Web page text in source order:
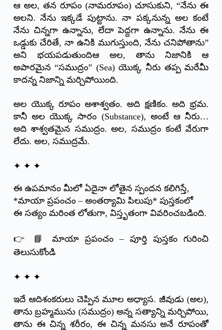
ఆ అల, తన రూపం (నామరూపం) చూసుకుని, “నేను ఈ
అలని. నేను ఇక్కడే పుట్టాను. నా పక్కనున్న అల కంటే
నేను చిన్నగా ఉన్నాను, లేదా పెద్దగా ఉన్నాను. నేను ఈ
ఒడ్డుకు చేరితే, నా ఉనికి ముగుస్తుంది, నేను చనిపోతాను”
అని భయపడుతుందిఆ అల, తాను నిజానికి ఆ
అపారమైన “సముద్రం” (Sea) యొక్క నీరు తప్ప మరేమీ
కాదన్న నిజాన్ని మర్చిపోయింది.
అల యొక్క రూపం అశాశ్వతం. అది క్షణికం. అది భ్రమ.
కానీ అల యొక్క సారం (Substance), అంటే ఆ నీరు…
అది శాశ్వతమైన సముద్రం. అల, సముద్రం కంటే వేరుగా
లేదు. అల, సముద్రమే.
✦ ✦ ✦
ఈ ఉపమానం మీలో ఏదైనా లోతైన స్పందన కలిగిస్తే,
*మాయా ప్రపంచం – అంతర్యామి పిలుపు* పుస్తకంలో
ఈ సత్యం మరింత లోతుగా, విస్తృతంగా వివరించబడింది.
👉 📘 మాయా ప్రపంచం – పూర్తి పుస్తకం గురించి
తెలుసుకోండి
✦ ✦ ✦
ఇదే ఆదిశంకరులు చెప్పిన మూల అధ్యాస. జీవుడు (అల),
తాను బ్రహ్మమును (సముద్రం) అన్న సత్యాన్ని మర్చిపోయి,
తాను ఈ చిన్న శరీరం, ఈ చిన్న మనసు అనే రూపంతో